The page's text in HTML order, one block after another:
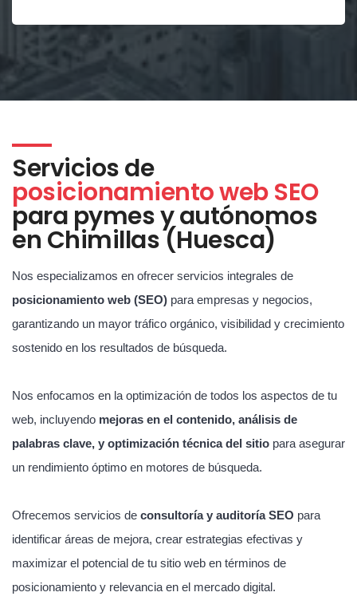
Servicios de
posicionamiento web SEO
para pymes y autónomos
en Chimillas (Huesca)
Nos especializamos en ofrecer servicios integrales de
posicionamiento web (SEO) para empresas y negocios,
garantizando un mayor tráfico orgánico, visibilidad y crecimiento
sostenido en los resultados de búsqueda.
Nos enfocamos en la optimización de todos los aspectos de tu
web, incluyendo mejoras en el contenido, análisis de
palabras clave, y optimización técnica del sitio para asegurar
un rendimiento óptimo en motores de búsqueda.
Ofrecemos servicios de consultoría y auditoría SEO para
identificar áreas de mejora, crear estrategias efectivas y
maximizar el potencial de tu sitio web en términos de
posicionamiento y relevancia en el mercado digital.